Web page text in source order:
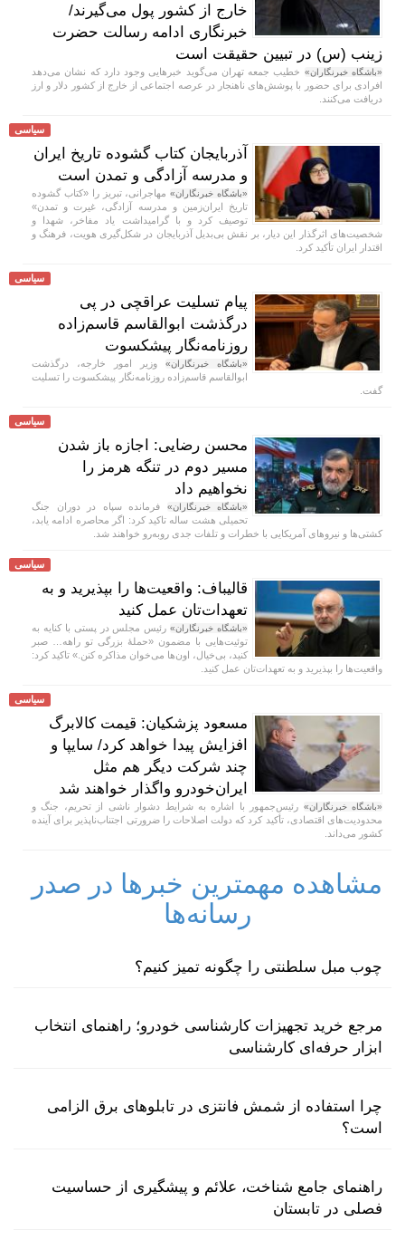
خارج از کشور پول می‌گیرند/
خبرنگاری ادامه رسالت حضرت
زینب (س) در تبیین حقیقت است
«باشگاه خبرنگاران» خطیب جمعه تهران می‌گوید خبر‌هایی وجود دارد که نشان می‌دهد
افرادی برای حضور با پوشش‌های ناهنجار در عرصه اجتماعی از خارج از کشور دلار و ارز
دریافت می‌کنند.
سیاسی
آذربایجان کتاب گشوده تاریخ ایران
و مدرسه آزادگی و تمدن است
«باشگاه خبرنگاران»مهاجرانی، تبریز را «کتاب گشوده
تاریخ ایران‌زمین و مدرسه آزادگی، غیرت و تمدن»
توصیف کرد و با گرامیداشت یاد مفاخر، شهدا و
شخصیت‌های اثرگذار این دیار، بر نقش بی‌بدیل آذربایجان در شکل‌گیری هویت، فرهنگ و
اقتدار ایران تأکید کرد.
سیاسی
پیام تسلیت عراقچی در پی
درگذشت ابوالقاسم قاسم‌زاده
روزنامه‌نگار پیشکسوت
«باشگاه خبرنگاران» وزیر امور خارجه، درگذشت
ابوالقاسم قاسم‌زاده روزنامه‌نگار پیشکسوت را تسلیت
گفت.
سیاسی
محسن رضایی: اجازه باز شدن
مسیر دوم در تنگه هرمز را
نخواهیم داد
«باشگاه خبرنگاران» فرمانده سپاه در دوران جنگ
تحمیلی هشت ساله تاکید کرد: اگر محاصره ادامه یابد،
کشتی‌ها و نیرو‌های آمریکایی با خطرات و تلفات جدی رو‌به‌رو خواهند شد.
سیاسی
قالیباف: واقعیت‌ها را بپذیرید و به
تعهدات‌تان عمل کنید
«باشگاه خبرنگاران»رئیس مجلس در پستی با کنایه به
توئیت‌هایی با مضمون «حملهٔ بزرگی تو راهه… صبر
کنید، بی‌خیال، اون‌ها می‌خوان مذاکره کنن.» تاکید کرد:
واقعیت‌ها را بپذیرید و به تعهدات‌تان عمل کنید.
سیاسی
مسعود پزشکیان: قیمت کالابرگ
افزایش پیدا خواهد کرد/ سایپا و
چند شرکت دیگر هم مثل
ایران‌خودرو واگذار خواهند شد
«باشگاه خبرنگاران» رئیس‌جمهور با اشاره به شرایط دشوار ناشی از تحریم، جنگ و
محدودیت‌های اقتصادی، تأکید کرد که دولت اصلاحات را ضرورتی اجتناب‌ناپذیر برای آینده
کشور می‌داند.
مشاهده مهمترین خبرها در صدر
رسانه‌ها
چوب مبل سلطنتی را چگونه تمیز کنیم؟
مرجع خرید تجهیزات کارشناسی خودرو؛ راهنمای انتخاب
ابزار حرفه‌ای کارشناسی
چرا استفاده از شمش فانتزی در تابلوهای برق الزامی
است؟
راهنمای جامع شناخت، علائم و پیشگیری از حساسیت
فصلی در تابستان